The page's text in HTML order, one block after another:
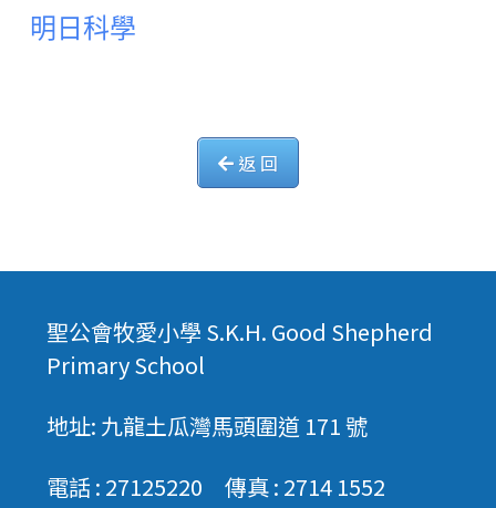
明日科學
返 回
聖公會牧愛小學 S.K.H. Good Shepherd
Primary School
地址: 九龍土瓜灣馬頭圍道 171 號
電話 : 27125220 傳真 : 2714 1552